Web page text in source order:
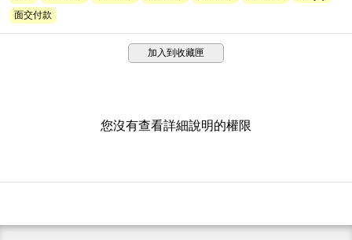
面交付款
加入到收藏匣
您沒有查看詳細說明的權限